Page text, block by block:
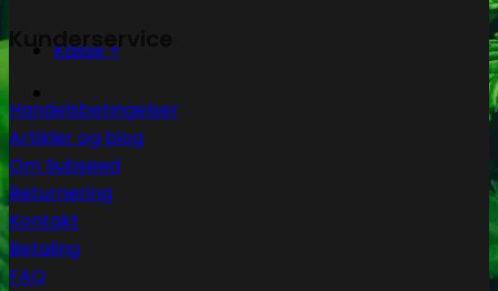
Kasse +
Kunderservice
Handelsbetingelser
Artikler og blog
Om Subseed
Returnering
Kontakt
Betaling
FAQ